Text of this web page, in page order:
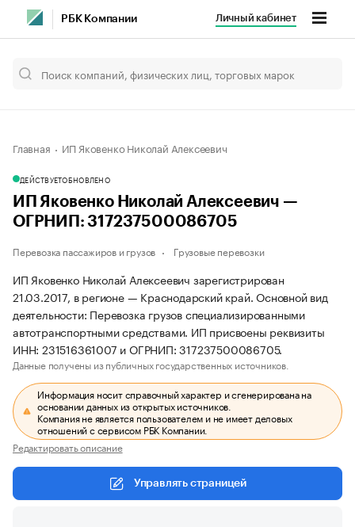
РБК Компании Личный кабинет
Главная ИП Яковенко Николай Алексеевич
ДЕЙСТВУЕТОБНОВЛЕНО
ИП Яковенко Николай Алексеевич —
ОГРНИП: 317237500086705
Перевозка пассажиров и грузов Грузовые перевозки
ИП Яковенко Николай Алексеевич зарегистрирован
21.03.2017, в регионе — Краснодарский край. Основной вид
деятельности: Перевозка грузов специализированными
автотранспортными средствами. ИП присвоены реквизиты
ИНН: 231516361007 и ОГРНИП: 317237500086705.
Данные получены из публичных государственных источников.
Информация носит справочный характер и сгенерирована на
основании данных из открытых источников.
Компания не является пользователем и не имеет деловых
отношений с сервисом РБК Компании.
Редактировать описание
Управлять страницей